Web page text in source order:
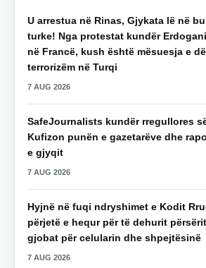
U arrestua në Rinas, Gjykata lë në
turke! Nga protestat kundër
në Francë, kush është mësuesja e
terrorizëm në Turqi
7 AUG 2026
SafeJournalists kundër rregullores
Kufizon punën e gazetarëve dhe
e gjyqit
7 AUG 2026
Hyjnë në fuqi ndryshimet e Kodit
përjetë e hequr për të dehurit
gjobat për celularin dhe shpejtësinë
7 AUG 2026